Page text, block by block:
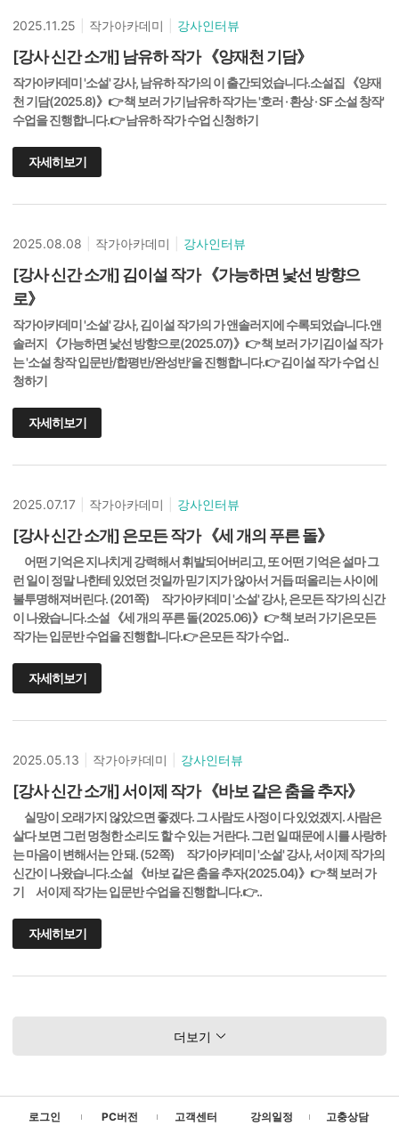
2025.11.25 작가아카데미 강사인터뷰
[강사 신간 소개] 남유하 작가 《양재천 기담》
작가아카데미 '소설' 강사, 남유하 작가의 이 출간되었습니다.소설집 《양재
천 기담(2025.8)》👉 책 보러 가기남유하 작가는 '호러 · 환상 · SF 소설 창작'
수업을 진행합니다.👉 남유하 작가 수업 신청하기
자세히보기
2025.08.08 작가아카데미 강사인터뷰
[강사 신간 소개] 김이설 작가 《가능하면 낯선 방향으
로》
작가아카데미 '소설' 강사, 김이설 작가의 가 앤솔러지에 수록되었습니다.앤
솔러지 《가능하면 낯선 방향으로(2025.07)》👉 책 보러 가기김이설 작가
는 '소설 창작 입문반/합평반/완성반'을 진행합니다.👉 김이설 작가 수업 신
청하기
자세히보기
2025.07.17 작가아카데미 강사인터뷰
[강사 신간 소개] 은모든 작가 《세 개의 푸른 돌》
어떤 기억은 지나치게 강력해서 휘발되어버리고, 또 어떤 기억은 설마 그
런 일이 정말 나한테 있었던 것일까 믿기지가 않아서 거듭 떠올리는 사이에
불투명해져버린다. (201쪽) 작가아카데미 '소설' 강사, 은모든 작가의 신간
이 나왔습니다.소설 《세 개의 푸른 돌(2025.06)》👉 책 보러 가기은모든
작가는 입문반 수업을 진행합니다.👉 은모든 작가 수업..
자세히보기
2025.05.13 작가아카데미 강사인터뷰
[강사 신간 소개] 서이제 작가 《바보 같은 춤을 추자》
실망이 오래가지 않았으면 좋겠다. 그 사람도 사정이 다 있었겠지. 사람은
살다 보면 그런 멍청한 소리도 할 수 있는 거란다. 그런 일 때문에 시를 사랑하
는 마음이 변해서는 안 돼. (52쪽) 작가아카데미 '소설' 강사, 서이제 작가의
신간이 나왔습니다.소설 《바보 같은 춤을 추자(2025.04)》👉 책 보러 가
기 서이제 작가는 입문반 수업을 진행합니다.👉..
자세히보기
더보기
로그인 PC버전 고객센터 강의일정 고충상담